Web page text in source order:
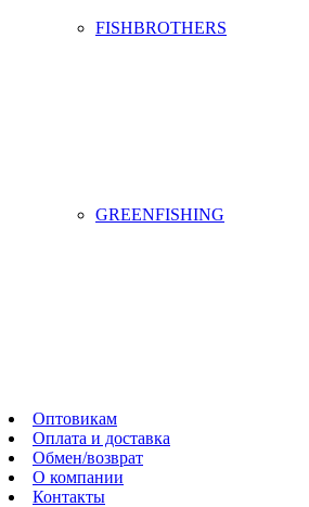
FISHBROTHERS
GREENFISHING
Оптовикам
Оплата и доставка
Обмен/возврат
О компании
Контакты